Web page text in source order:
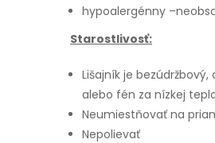
hypoalergénny
Starostlivosť:
Lišajník je
alebo fén za nízkej
Neumiestňovať na
Nepolievať